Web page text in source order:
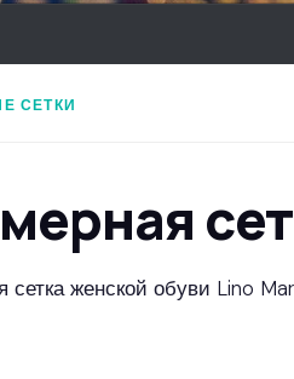
СЕТКИ
сетка женской обуви Lino